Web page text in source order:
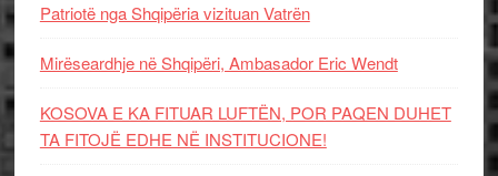
Patriotë nga Shqipëria vizituan Vatrën
Mirëseardhje në Shqipëri, Ambasador Eric Wendt
KOSOVA E KA FITUAR LUFTËN, POR PAQEN DUHET
TA FITOJË EDHE NË INSTITUCIONE!